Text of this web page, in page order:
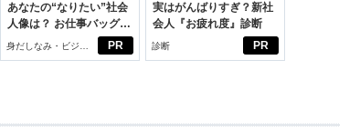
PR
あなたの“なりたい”社会
人像は？ お仕事バッグ選
びから始める新生活
身だしなみ・ビジネ
スアイテム
PR
実はがんばりすぎ？新社
会人『お疲れ度』診断
診断